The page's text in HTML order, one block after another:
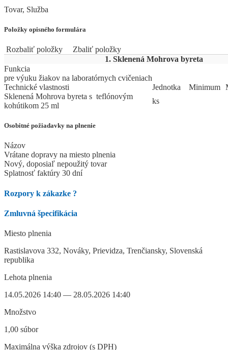
Tovar, Služba
Položky opisného formulára
Rozbaliť položky
Zbaliť položky
1. Sklenená Mohrova byreta
Funkcia
pre výuku žiakov na laboratórnych cvičeniach
Technické vlastnosti
Jed­not­ka Mi­ni­mum
Sklenená Mohrova byreta s teflónovým
kohútikom 25 ml
ks
Osobitné požiadavky na plnenie
Názov
Vrátane dopravy na miesto plnenia
Nový, doposiaľ nepoužitý tovar
Splatnosť faktúry 30 dní
Rozpory k zákazke ?
Zmluvná špecifikácia
Miesto plnenia
Rastislavova 332, Nováky, Prievidza, Trenčiansky, Slovenská
republika
Lehota plnenia
14.05.2026 14:40 — 28.05.2026 14:40
Množstvo
1,00 súbor
Maximálna výška zdrojov (s DPH)